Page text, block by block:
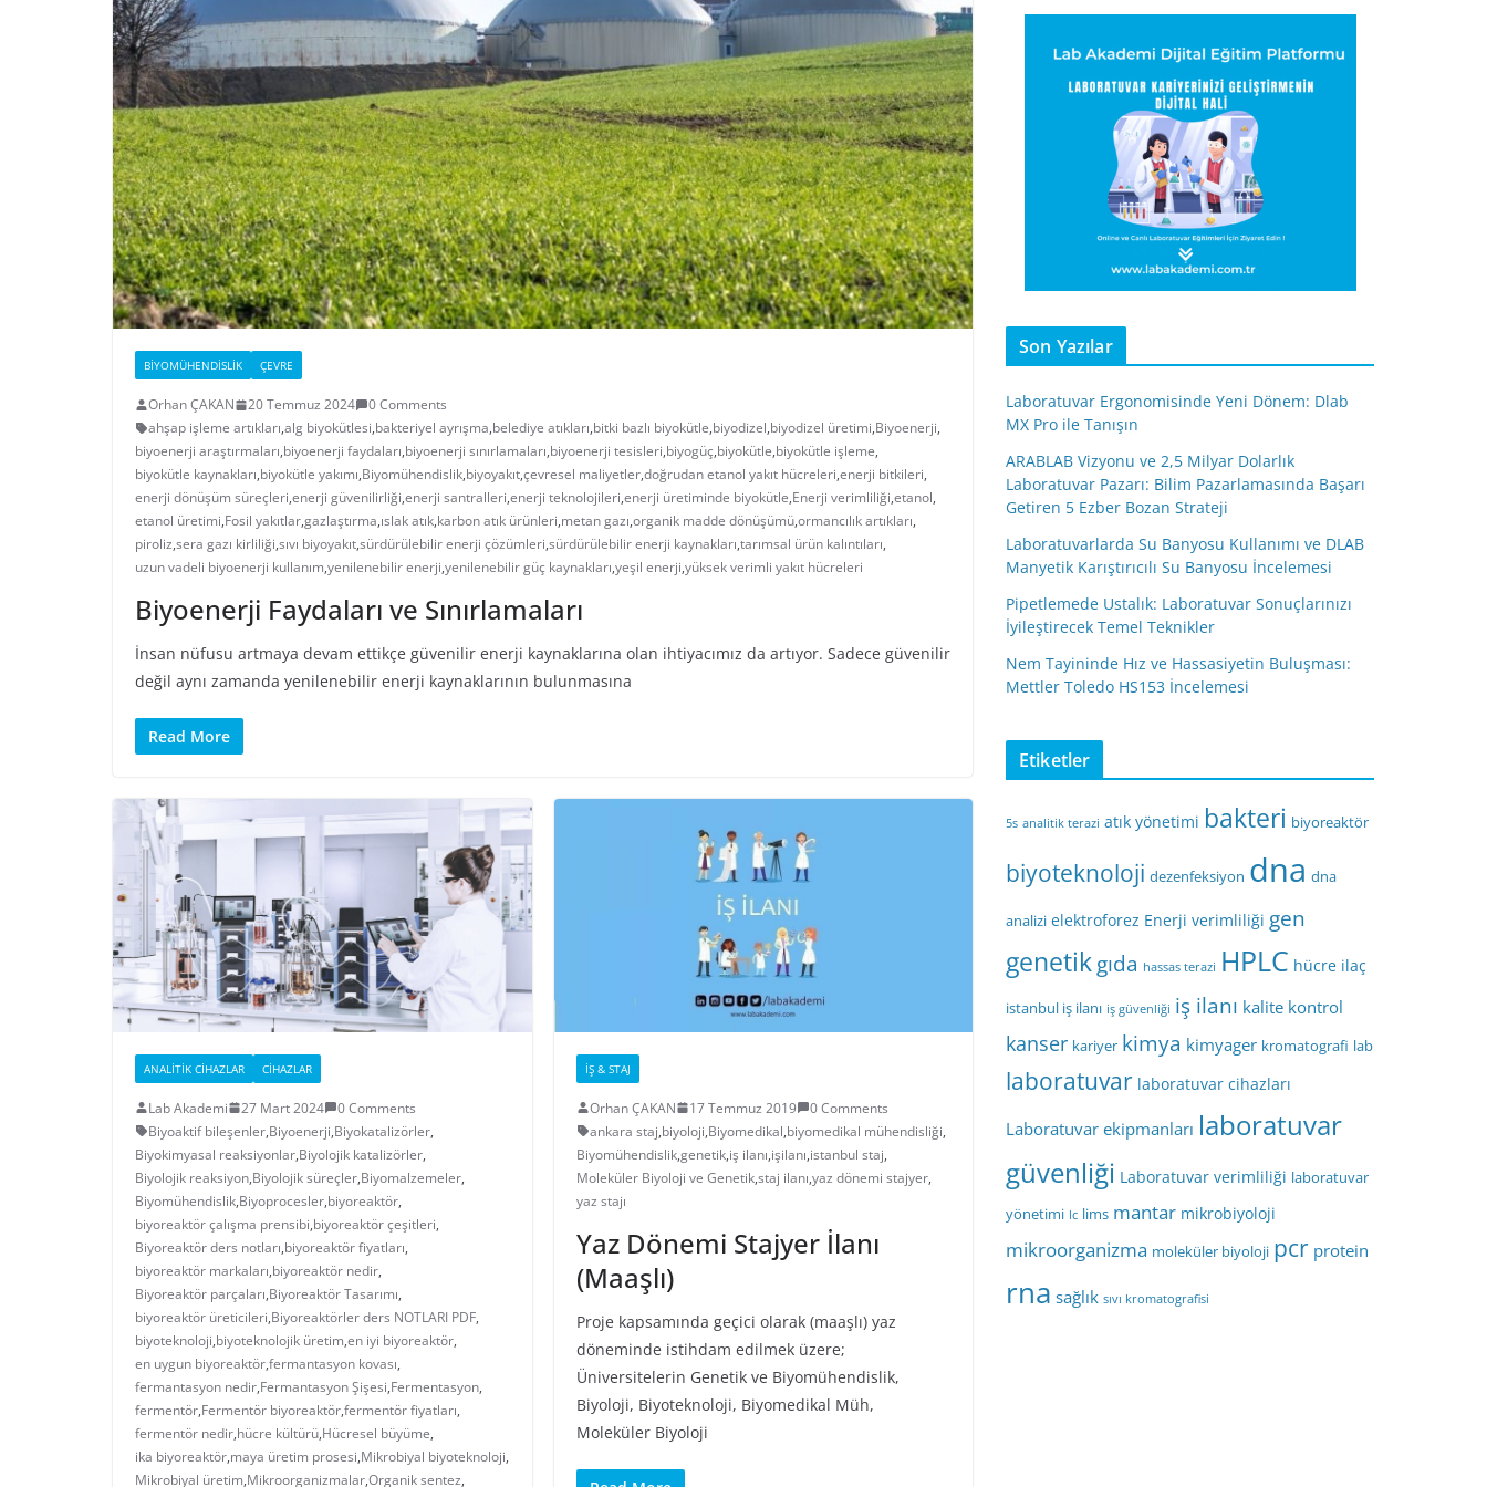
BIYOMÜHENDISLIK ÇEVRE
Orhan ÇAKAN 20 Temmuz 2024
0 Comments
ahşap işleme artıkları,alg biyokütlesi,bakteriyel ayrışma,belediye atıkları,bitki bazlı biyokütle,biyodizel,biyodizel üretimi,Biyoenerji,
biyoenerji araştırmaları,biyoenerji faydaları,biyoenerji sınırlamaları,biyoenerji tesisleri,biyogüç,biyokütle,biyokütle işleme,
biyokütle kaynakları,biyokütle yakımı,Biyomühendislik,biyoyakıt,çevresel maliyetler,doğrudan etanol yakıt hücreleri,enerji bitkileri,
enerji dönüşüm süreçleri,enerji güvenilirliği,enerji santralleri,enerji teknolojileri,enerji üretiminde biyokütle,Enerji verimliliği,etanol,
etanol üretimi,Fosil yakıtlar,gazlaştırma,ıslak atık,karbon atık ürünleri,metan gazı,organik madde dönüşümü,ormancılık artıkları,
piroliz,sera gazı kirliliği,sıvı biyoyakıt,sürdürülebilir enerji çözümleri,sürdürülebilir enerji kaynakları,tarımsal ürün kalıntıları,
uzun vadeli biyoenerji kullanım,yenilenebilir enerji,yenilenebilir güç kaynakları,yeşil enerji,yüksek verimli yakıt hücreleri
Biyoenerji Faydaları ve Sınırlamaları
İnsan nüfusu artmaya devam ettikçe güvenilir enerji kaynaklarına olan ihtiyacımız da artıyor. Sadece güvenilir
değil aynı zamanda yenilenebilir enerji kaynaklarının bulunmasına
Read More
ANALITIK CIHAZLAR CIHAZLAR
Lab Akademi 27 Mart 2024
0 Comments
Biyoaktif bileşenler,Biyoenerji,Biyokatalizörler,
Biyokimyasal reaksiyonlar,Biyolojik katalizörler,
Biyolojik reaksiyon,Biyolojik süreçler,Biyomalzemeler,
Biyomühendislik,Biyoprocesler,biyoreaktör,
biyoreaktör çalışma prensibi,biyoreaktör çeşitleri,
Biyoreaktör ders notları,biyoreaktör fiyatları,
biyoreaktör markaları,biyoreaktör nedir,
Biyoreaktör parçaları,Biyoreaktör Tasarımı,
biyoreaktör üreticileri,Biyoreaktörler ders NOTLARI PDF,
biyoteknoloji,biyoteknolojik üretim,en iyi biyoreaktör,
en uygun biyoreaktör,fermantasyon kovası,
fermantasyon nedir,Fermantasyon Şişesi,Fermentasyon,
fermentör,Fermentör biyoreaktör,fermentör fiyatları,
fermentör nedir,hücre kültürü,Hücresel büyüme,
ika biyoreaktör,maya üretim prosesi,Mikrobiyal biyoteknoloji,
Mikrobiyal üretim,Mikroorganizmalar,Organik sentez,
İŞ & STAJ
Orhan ÇAKAN 17 Temmuz 2019
0 Comments
ankara staj,biyoloji,Biyomedikal,biyomedikal mühendisliği,
Biyomühendislik,genetik,iş ilanı,işilanı,istanbul staj,
Moleküler Biyoloji ve Genetik,staj ilanı,yaz dönemi stajyer,
yaz stajı
Yaz Dönemi Stajyer İlanı
(Maaşlı)
Proje kapsamında geçici olarak (maaşlı) yaz
döneminde istihdam edilmek üzere;
Üniversitelerin Genetik ve Biyomühendislik,
Biyoloji, Biyoteknoloji, Biyomedikal Müh,
Moleküler Biyoloji
Son Yazılar
Laboratuvar Ergonomisinde Yeni Dönem: Dlab
MX Pro ile Tanışın
ARABLAB Vizyonu ve 2,5 Milyar Dolarlık
Laboratuvar Pazarı: Bilim Pazarlamasında Başarı
Getiren 5 Ezber Bozan Strateji
Laboratuvarlarda Su Banyosu Kullanımı ve DLAB
Manyetik Karıştırıcılı Su Banyosu İncelemesi
Pipetlemede Ustalık: Laboratuvar Sonuçlarınızı
İyileştirecek Temel Teknikler
Nem Tayininde Hız ve Hassasiyetin Buluşması:
Mettler Toledo HS153 İncelemesi
Etiketler
5s analitik terazi atık yönetimi bakteri biyoreaktör
biyoteknoloji dezenfeksiyon dna dna
analizi elektroforez Enerji verimliliği gen
genetikgıda hassas terazi HPLC hücre ilaç
istanbul iş ilanı iş güvenliği iş ilanı kalite kontrol
kanser kariyer kimya kimyager kromatografi lab
laboratuvar laboratuvar cihazları
Laboratuvar ekipmanları laboratuvar
güvenliği Laboratuvar verimliliği laboratuvar
yönetimi lc lims mantar mikrobiyoloji
mikroorganizma moleküler biyoloji pcr protein
rna sağlık sıvı kromatografisi